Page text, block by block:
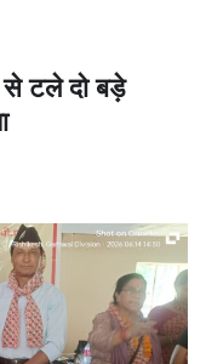
से टले दो बड़े